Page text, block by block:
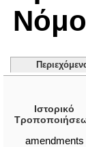
Ιστορικό
amendments